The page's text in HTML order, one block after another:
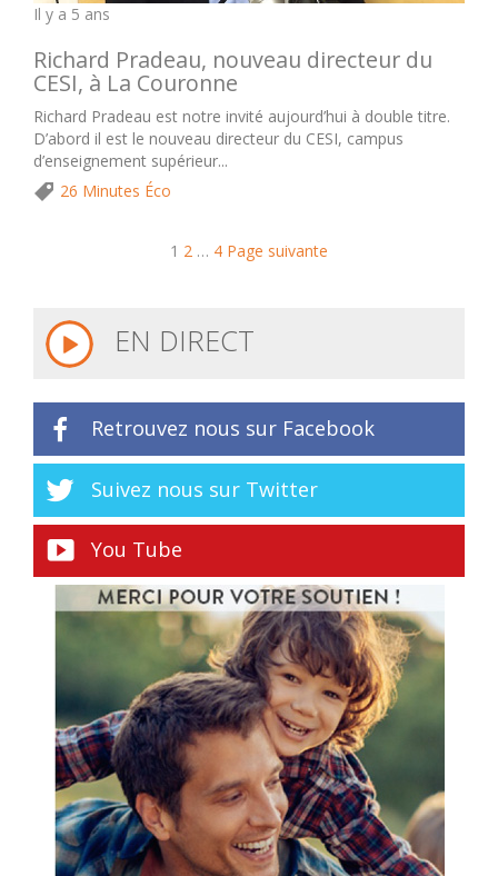
Il y a 5 ans
Richard Pradeau, nouveau directeur du
CESI, à La Couronne
Richard Pradeau est notre invité aujourd’hui à double titre.
D’abord il est le nouveau directeur du CESI, campus
d’enseignement supérieur...
26 Minutes Éco
1 2 … 4 Page suivante
EN DIRECT
Retrouvez nous sur Facebook
Suivez nous sur Twitter
You Tube